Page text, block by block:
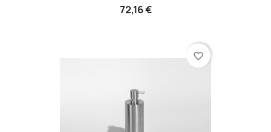
72,16 €
favorite_border